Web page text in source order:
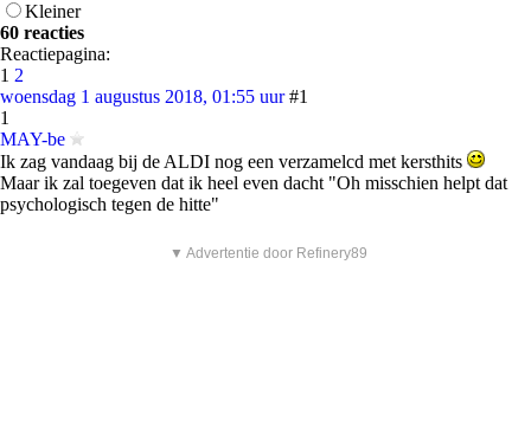
Kleiner
60 reacties
Reactiepagina:
1 2
woensdag 1 augustus 2018, 01:55 uur #1
1
MAY-be
Ik zag vandaag bij de ALDI nog een verzamelcd met kersthits
Maar ik zal toegeven dat ik heel even dacht "Oh misschien helpt dat
psychologisch tegen de hitte"
▼ Advertentie door Refinery89